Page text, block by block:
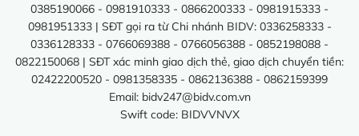
0385190066 - 0981910333 - 0866200333 - 0981915333 -
0981951333 | SĐT gọi ra từ Chi nhánh BIDV: 0336258333 -
0336128333 - 0766069388 - 0766056388 - 0852198088 -
0822150068 | SĐT xác minh giao dịch thẻ, giao dịch chuyển tiền:
02422200520 - 0981358335 - 0862136388 - 0862159399
Email: bidv247@bidv.com.vn
Swift code: BIDVVNVX